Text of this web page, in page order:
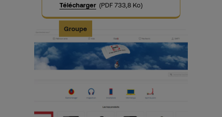
Télécharger (PDF 733,8 Ko)
Groupe